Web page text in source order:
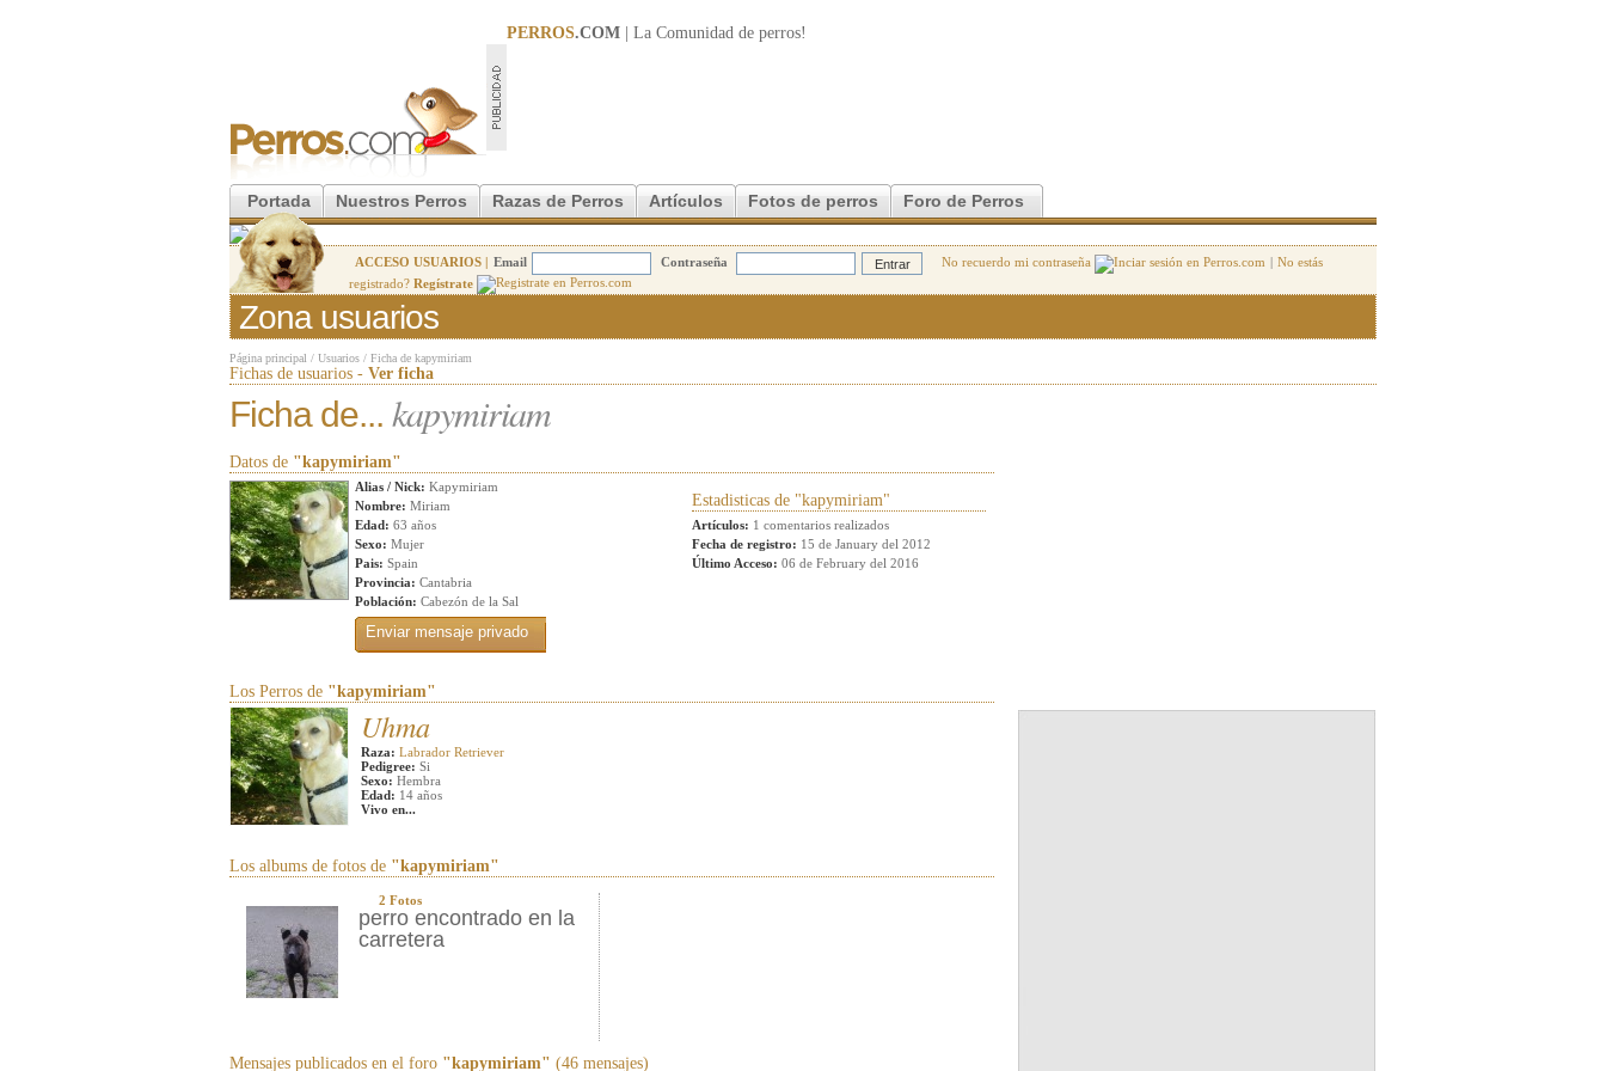
PERROS.COM | La Comunidad de perros!
Portada Nuestros Perros Razas de Perros Artículos Fotos de perros Foro de Perros
ACCESO USUARIOS | Email Contraseña No recuerdo mi contraseña | No estás
registrado? Regístrate
Zona usuarios
Página principal / Usuarios / Ficha de kapymiriam
Fichas de usuarios - Ver ficha
Ficha de... kapymiriam
Datos de "kapymiriam"
Alias / Nick: Kapymiriam
Nombre: Miriam
Edad: 63 años
Sexo: Mujer
Pais: Spain
Provincia: Cantabria
Población: Cabezón de la Sal
Estadisticas de "kapymiriam"
Artículos: 1 comentarios realizados
Fecha de registro: 15 de January del 2012
Último Acceso: 06 de February del 2016
Los Perros de "kapymiriam"
Uhma
Raza: Labrador Retriever
Pedigree: Si
Sexo: Hembra
Edad: 14 años
Vivo en...
Los albums de fotos de "kapymiriam"
2 Fotos
perro encontrado en la
carretera
Mensajes publicados en el foro "kapymiriam" (46 mensajes)